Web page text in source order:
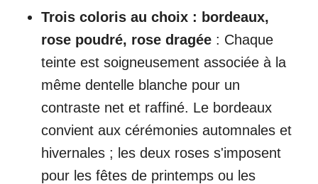
Trois coloris au choix : bordeaux,
rose poudré, rose dragée : Chaque
teinte est soigneusement associée à la
même dentelle blanche pour un
contraste net et raffiné. Le bordeaux
convient aux cérémonies automnales et
hivernales ; les deux roses s'imposent
pour les fêtes de printemps ou les